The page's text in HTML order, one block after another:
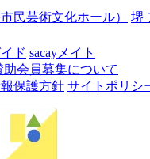
民芸術文化ホール） 堺
ド sacayメイト
助会員募集について
保護方針 サイトポリシ